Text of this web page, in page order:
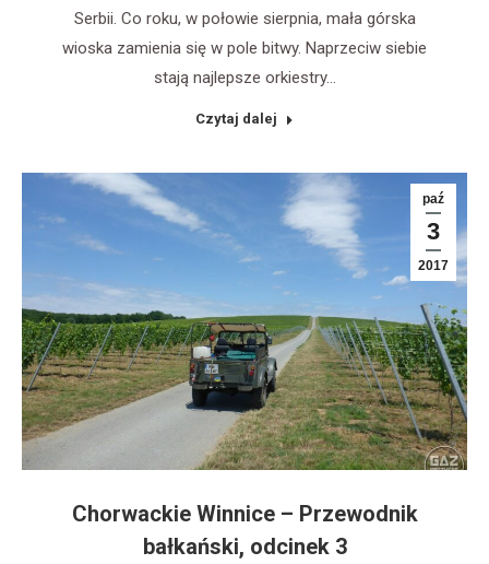
Serbii. Co roku, w połowie sierpnia, mała górska
wioska zamienia się w pole bitwy. Naprzeciw siebie
stają najlepsze orkiestry…
Czytaj dalej
paź
3
2017
Chorwackie Winnice – Przewodnik
bałkański, odcinek 3